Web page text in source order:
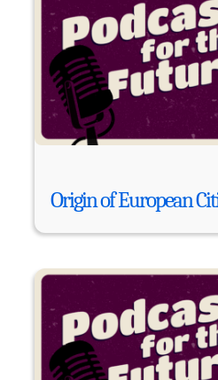
Origin of European